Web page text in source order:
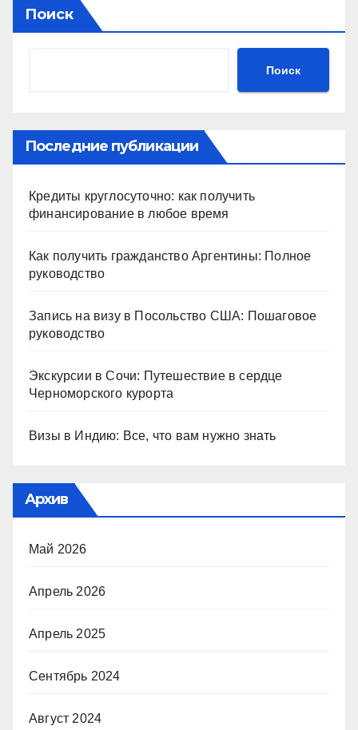
Поиск
Поиск
Последние публикации
Кредиты круглосуточно: как получить
финансирование в любое время
Как получить гражданство Аргентины: Полное
руководство
Запись на визу в Посольство США: Пошаговое
руководство
Экскурсии в Сочи: Путешествие в сердце
Черноморского курорта
Визы в Индию: Все, что вам нужно знать
Архив
Май 2026
Апрель 2026
Апрель 2025
Сентябрь 2024
Август 2024